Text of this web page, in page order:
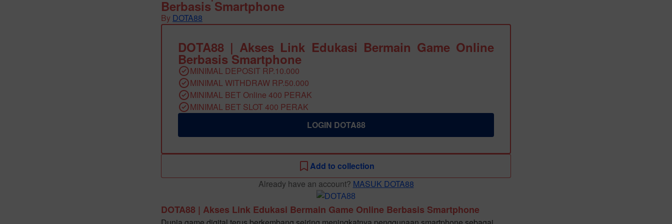
Berbasis Smartphone
By DOTA88
DOTA88 | Akses Link Edukasi Bermain Game Online
Berbasis Smartphone
MINIMAL DEPOSIT RP.10.000
MINIMAL WITHDRAW RP.50.000
MINIMAL BET Online 400 PERAK
MINIMAL BET SLOT 400 PERAK
LOGIN DOTA88
Add to collection
Already have an account? MASUK DOTA88
DOTA88 | Akses Link Edukasi Bermain Game Online Berbasis Smartphone